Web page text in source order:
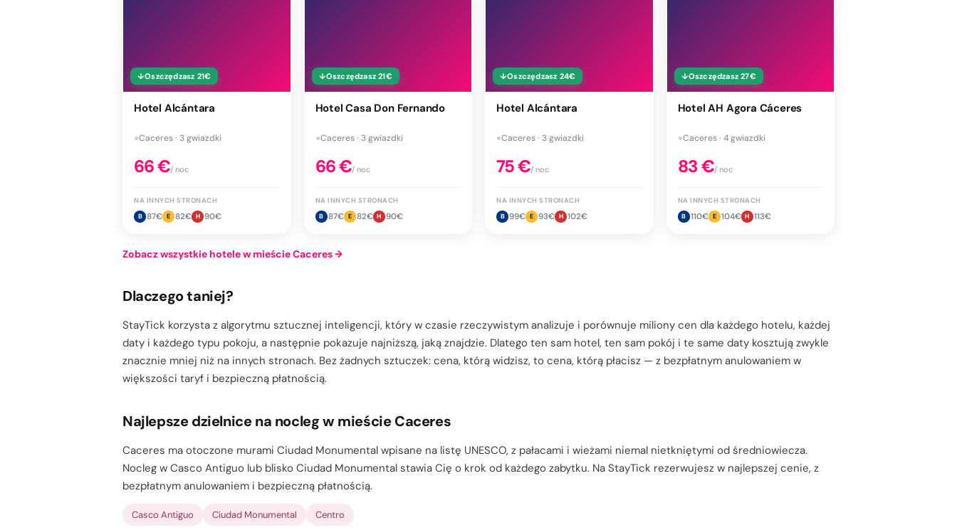
↓Oszczędzasz 21€
Hotel Alcántara
●Caceres · 3 gwiazdki
66€/ noc
NA INNYCH STRONACH
B 87€ E 82€ H 90€
↓Oszczędzasz 21€
Hotel Casa Don Fernando
●Caceres · 3 gwiazdki
66€/ noc
NA INNYCH STRONACH
B 87€ E 82€ H 90€
↓Oszczędzasz 24€
Hotel Alcántara
●Caceres · 3 gwiazdki
75€/ noc
NA INNYCH STRONACH
B 99€ E 93€ H 102€
↓Oszczędzasz 27€
Hotel AH Agora Cáceres
●Caceres · 4 gwiazdki
83€/ noc
NA INNYCH STRONACH
B 110€ E 104€ H 113€
Zobacz wszystkie hotele w mieście Caceres→
Dlaczego taniej?
StayTick korzysta z algorytmu sztucznej inteligencji, który w czasie rzeczywistym analizuje i porównuje miliony cen dla każdego hotelu, każdej
daty i każdego typu pokoju, a następnie pokazuje najniższą, jaką znajdzie. Dlatego ten sam hotel, ten sam pokój i te same daty kosztują zwykle
znacznie mniej niż na innych stronach. Bez żadnych sztuczek: cena, którą widzisz, to cena, którą płacisz — z bezpłatnym anulowaniem w
większości taryf i bezpieczną płatnością.
Najlepsze dzielnice na nocleg w mieście Caceres
Caceres ma otoczone murami Ciudad Monumental wpisane na listę UNESCO, z pałacami i wieżami niemal nietkniętymi od średniowiecza.
Nocleg w Casco Antiguo lub blisko Ciudad Monumental stawia Cię o krok od każdego zabytku. Na StayTick rezerwujesz w najlepszej cenie, z
bezpłatnym anulowaniem i bezpieczną płatnością.
Casco Antiguo Ciudad Monumental Centro